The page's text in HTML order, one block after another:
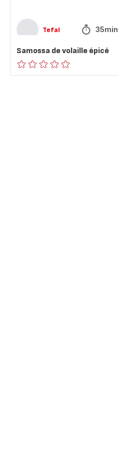
Tefal 35min
Samossa de volaille épicé
ratings.0